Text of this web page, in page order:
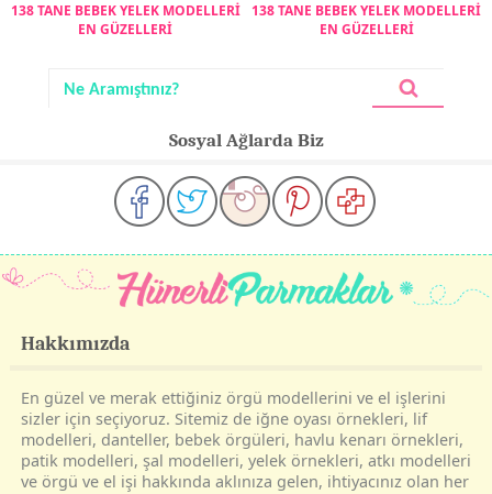
138 TANE BEBEK YELEK MODELLERİ
EN GÜZELLERİ
138 TANE BEBEK YELEK MODELLERİ
EN GÜZELLERİ
Sosyal Ağlarda Biz
Hakkımızda
En güzel ve merak ettiğiniz örgü modellerini ve el işlerini
sizler için seçiyoruz. Sitemiz de iğne oyası örnekleri, lif
modelleri, danteller, bebek örgüleri, havlu kenarı örnekleri,
patik modelleri, şal modelleri, yelek örnekleri, atkı modelleri
ve örgü ve el işi hakkında aklınıza gelen, ihtiyacınız olan her